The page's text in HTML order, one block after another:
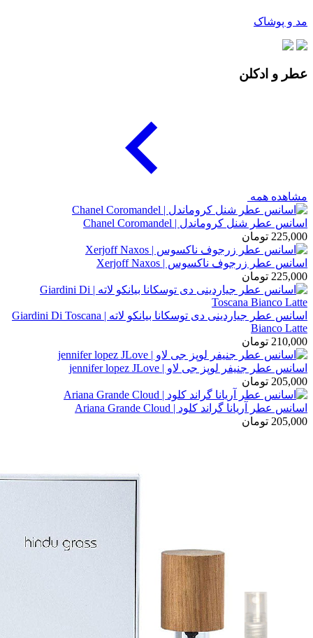
مد و پوشاک
عطر و ادکلن
مشاهده همه
اسانس عطر شنل کروماندل | Chanel Coromandel
225,000 تومان
اسانس عطر زرجوف ناکسوس | Xerjoff Naxos
225,000 تومان
اسانس عطر جیاردینی دی توسکانا بیانکو لاته | Giardini Di Toscana
Bianco Latte
210,000 تومان
اسانس عطر جنیفر لوپز جی لاو | jennifer lopez JLove
205,000 تومان
اسانس عطر آریانا گراند کلود | Ariana Grande Cloud
205,000 تومان